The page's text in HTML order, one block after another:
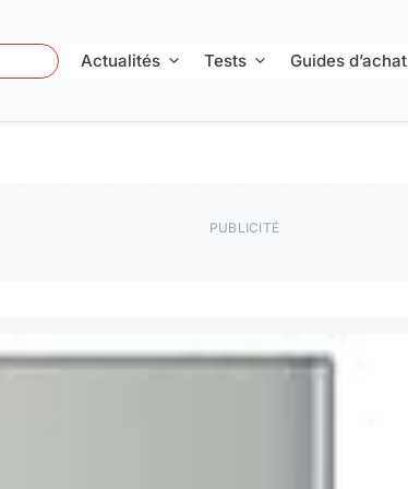
Actualités Tests Guides d’achat
PUBLICITÉ